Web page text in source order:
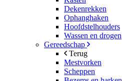
Dekenrekken
Ophanghaken
Hoofdstelhouders
Wassen en drogen
Gereedschap
Terug
Mestvorken
Scheppen